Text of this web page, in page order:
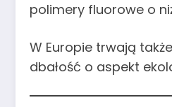
polimery fluorowe o
W Europie trwają
dbałość o aspekt